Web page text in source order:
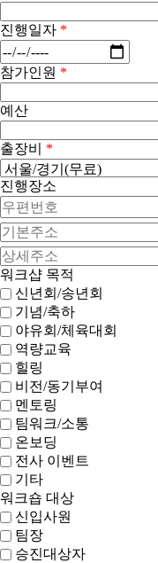
진행일자 *
참가인원 *
예산
출장비 *
진행장소
워크샵 목적
신년회/송년회
기념/축하
야유회/체육대회
역량교육
힐링
비전/동기부여
멘토링
팀워크/소통
온보딩
전사 이벤트
기타
워크숍 대상
신입사원
팀장
승진대상자